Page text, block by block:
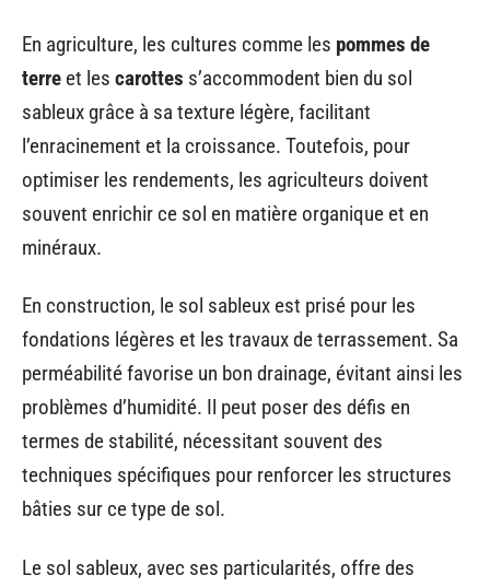
En agriculture, les cultures comme les pommes de
terre et les carottes s’accommodent bien du sol
sableux grâce à sa texture légère, facilitant
l’enracinement et la croissance. Toutefois, pour
optimiser les rendements, les agriculteurs doivent
souvent enrichir ce sol en matière organique et en
minéraux.
En construction, le sol sableux est prisé pour les
fondations légères et les travaux de terrassement. Sa
perméabilité favorise un bon drainage, évitant ainsi les
problèmes d’humidité. Il peut poser des défis en
termes de stabilité, nécessitant souvent des
techniques spécifiques pour renforcer les structures
bâties sur ce type de sol.
Le sol sableux, avec ses particularités, offre des